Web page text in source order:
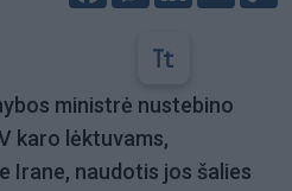
ministrė nustebino
karo lėktuvams,
Irane, naudotis jos šalies